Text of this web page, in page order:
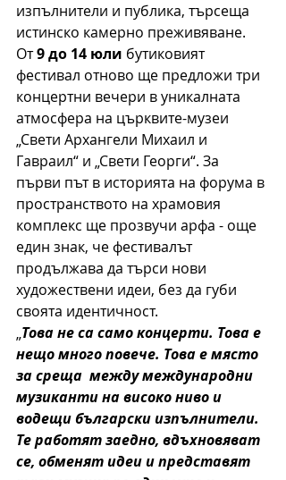
изпълнители и публика, търсеща
истинско камерно преживяване.
От 9 до 14 юли бутиковият
фестивал отново ще предложи три
концертни вечери в уникалната
атмосфера на църквите-музеи
„Свети Архангели Михаил и
Гавраил“ и „Свети Георги“. За
първи път в историята на форума в
пространството на храмовия
комплекс ще прозвучи арфа - още
един знак, че фестивалът
продължава да търси нови
художествени идеи, без да губи
своята идентичност.
„Това не са само концерти. Това е
нещо много повече. Това е място
за среща  между международни
музиканти на високо ниво и
водещи български изпълнители.
Те работят заедно, вдъхновяват
се, обменят идеи и представят